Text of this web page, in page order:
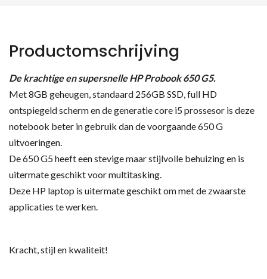
Productomschrijving
De krachtige en supersnelle HP Probook 650 G5.
Met 8GB geheugen, standaard 256GB SSD, full HD
ontspiegeld scherm en de generatie core i5 prossesor is deze
notebook beter in gebruik dan de voorgaande 650 G
uitvoeringen.
De 650 G5 heeft een stevige maar stijlvolle behuizing en is
uitermate geschikt voor multitasking.
Deze HP laptop is uitermate geschikt om met de zwaarste
applicaties te werken.
Kracht, stijl en kwaliteit!